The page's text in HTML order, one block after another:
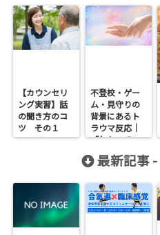
【カウンセリ
ング実習】話
の聞き方のコ
ツ その１
不登校・ゲー
ム・見守りの
背景にあるト
ラウマ反応｜
「わかってい
い」子どもへ
最新記事 -